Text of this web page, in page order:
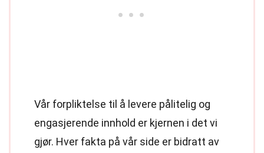
Vår forpliktelse til å levere pålitelig og
engasjerende innhold er kjernen i det vi
gjør. Hver fakta på vår side er bidratt av